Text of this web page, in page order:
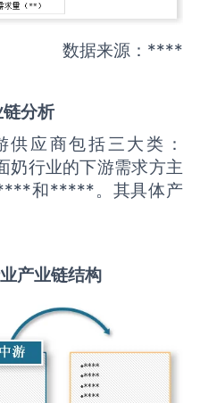
数据来源：****
分析
应商包括三大类：
行业的下游需求方主
和*****。其具体产
产业链结构